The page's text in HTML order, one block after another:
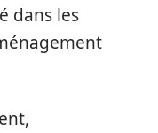
dans les